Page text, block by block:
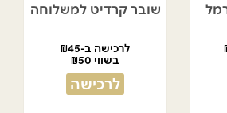
שובר קרדיט למשלוחה
לרכישה ב-₪45
בשווי ₪50
לרכישה